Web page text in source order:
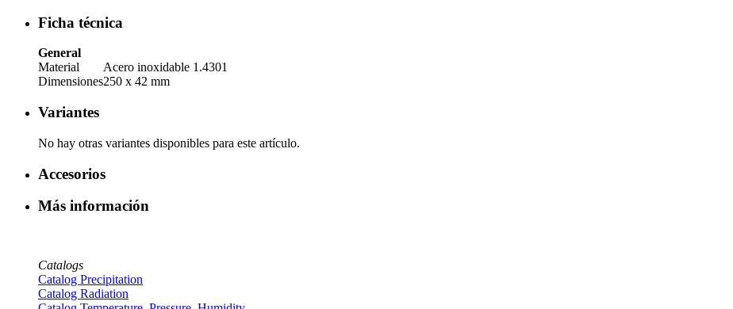
Ficha técnica
General
Material
Acero inoxidable 1.4301
Dimensiones250 x 42 mm
Variantes
No hay otras variantes disponibles para este artículo.
Accesorios
Más información
Catalogs
Catalog Precipitation
Catalog Radiation